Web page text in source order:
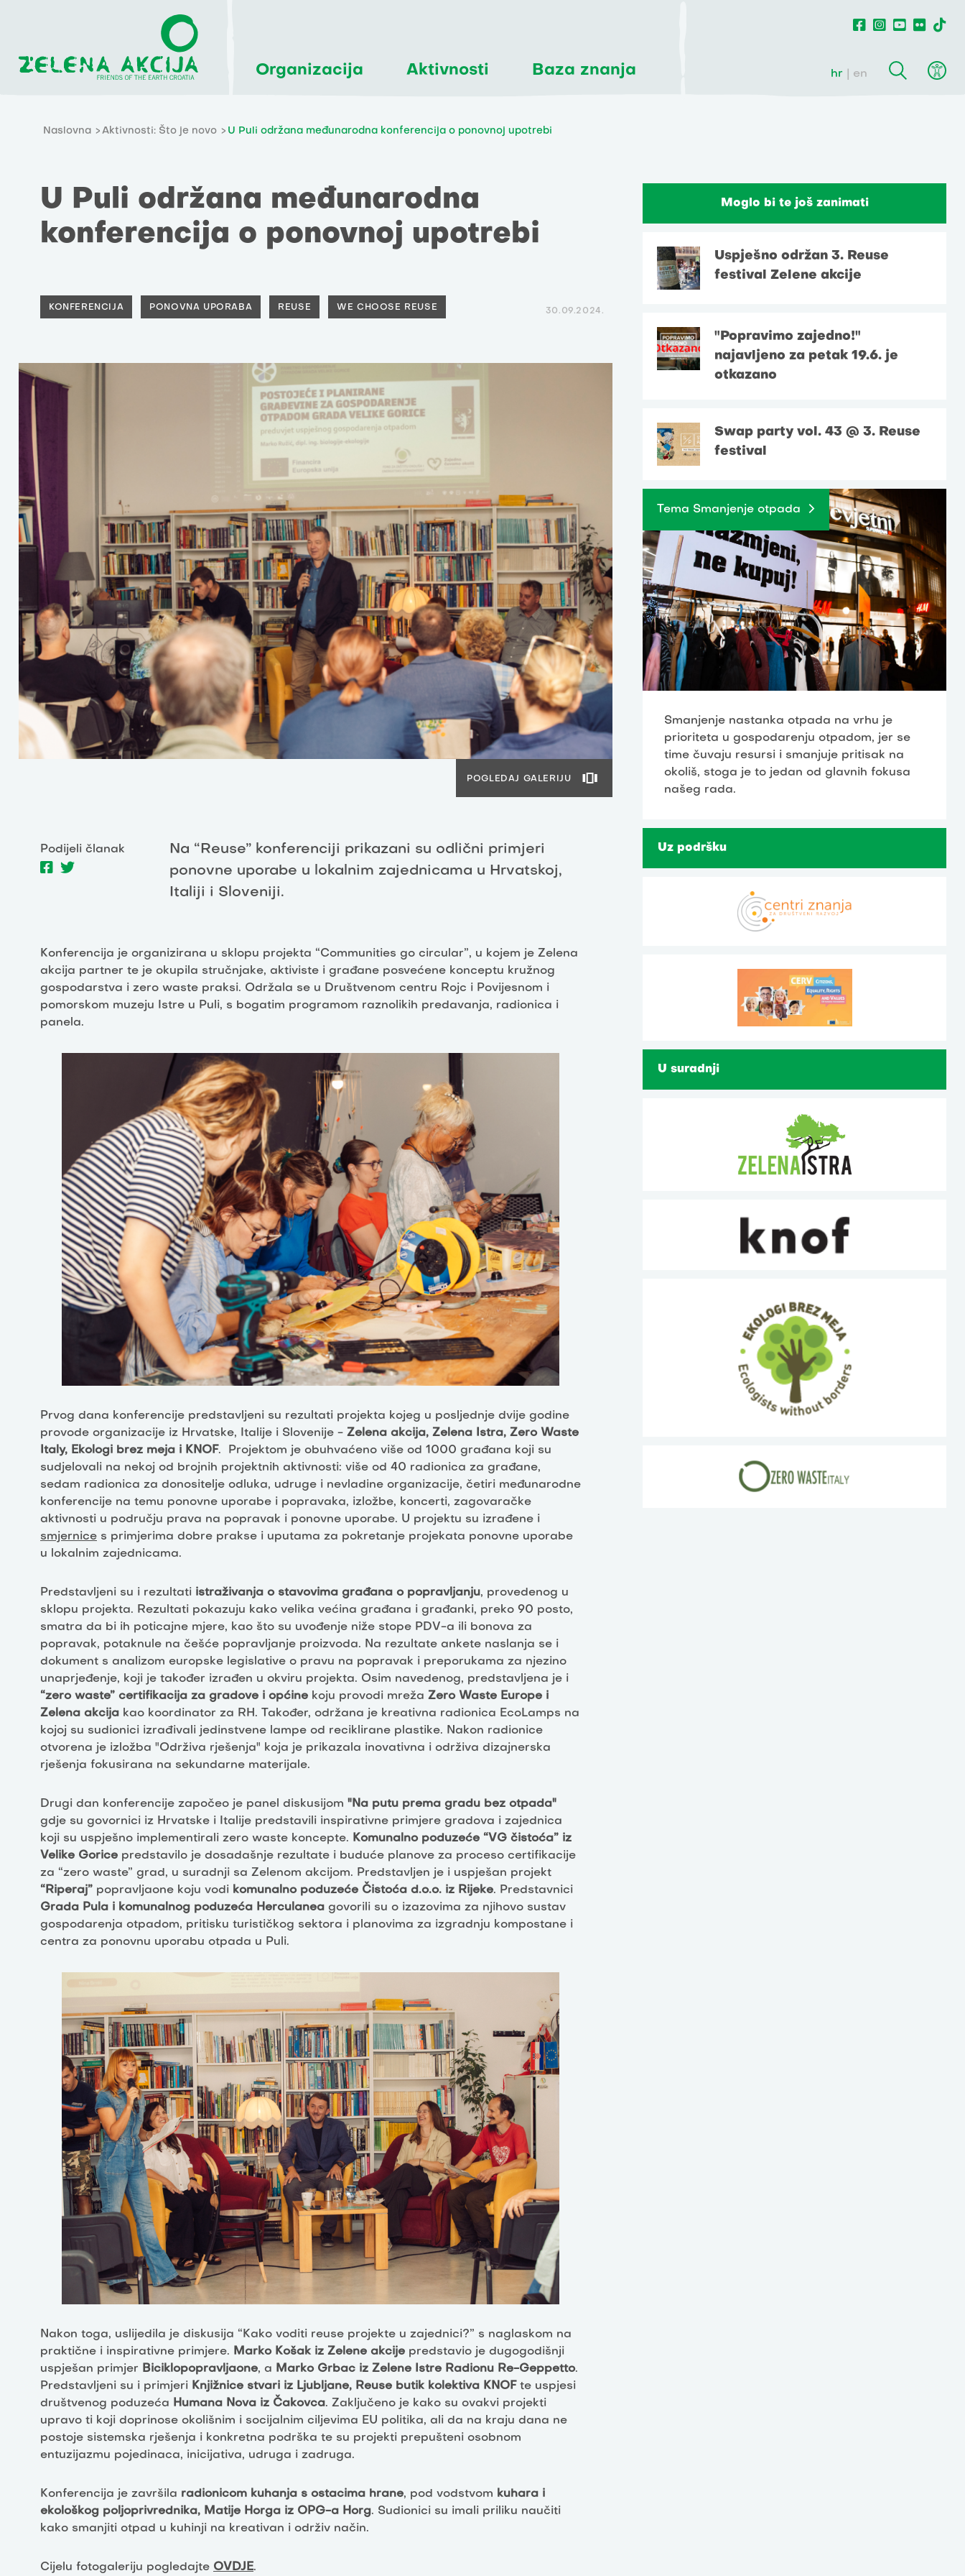
Organizacija Aktivnosti Baza znanja hr en
Naslovna Aktivnosti: Što je novo U Puli održana međunarodna konferencija o ponovnoj upotrebi
U Puli održana međunarodna
konferencija o ponovnoj upotrebi
KONFERENCIJA PONOVNA UPORABA REUSE WE CHOOSE REUSE 30.09.2024.
POGLEDAJ GALERIJU
Podijeli članak
Na “Reuse” konferenciji prikazani su odlični primjeri
ponovne uporabe u lokalnim zajednicama u Hrvatskoj,
Italiji i Sloveniji.
Konferencija je organizirana u sklopu projekta “Communities go circular”, u kojem je Zelena
akcija partner te je okupila stručnjake, aktiviste i građane posvećene konceptu kružnog
gospodarstva i zero waste praksi. Održala se u Društvenom centru Rojc i Povijesnom i
pomorskom muzeju Istre u Puli, s bogatim programom raznolikih predavanja, radionica i
panela.
Prvog dana konferencije predstavljeni su rezultati projekta kojeg u posljednje dvije godine
provode organizacije iz Hrvatske, Italije i Slovenije - Zelena akcija, Zelena Istra, Zero Waste
Italy, Ekologi brez meja i KNOF. Projektom je obuhvaćeno više od 1000 građana koji su
sudjelovali na nekoj od brojnih projektnih aktivnosti: više od 40 radionica za građane,
sedam radionica za donositelje odluka, udruge i nevladine organizacije, četiri međunarodne
konferencije na temu ponovne uporabe i popravaka, izložbe, koncerti, zagovaračke
aktivnosti u području prava na popravak i ponovne uporabe. U projektu su izrađene i
smjernice s primjerima dobre prakse i uputama za pokretanje projekata ponovne uporabe
u lokalnim zajednicama.
Predstavljeni su i rezultati istraživanja o stavovima građana o popravljanju, provedenog u
sklopu projekta. Rezultati pokazuju kako velika većina građana i građanki, preko 90 posto,
smatra da bi ih poticajne mjere, kao što su uvođenje niže stope PDV-a ili bonova za
popravak, potaknule na češće popravljanje proizvoda. Na rezultate ankete naslanja se i
dokument s analizom europske legislative o pravu na popravak i preporukama za njezino
unaprjeđenje, koji je također izrađen u okviru projekta. Osim navedenog, predstavljena je i
“zero waste” certifikacija za gradove i općine koju provodi mreža Zero Waste Europe i
Zelena akcija kao koordinator za RH. Također, održana je kreativna radionica EcoLamps na
kojoj su sudionici izrađivali jedinstvene lampe od reciklirane plastike. Nakon radionice
otvorena je izložba "Održiva rješenja" koja je prikazala inovativna i održiva dizajnerska
rješenja fokusirana na sekundarne materijale.
Drugi dan konferencije započeo je panel diskusijom "Na putu prema gradu bez otpada"
gdje su govornici iz Hrvatske i Italije predstavili inspirativne primjere gradova i zajednica
koji su uspješno implementirali zero waste koncepte. Komunalno poduzeće “VG čistoća” iz
Velike Gorice predstavilo je dosadašnje rezultate i buduće planove za proceso certifikacije
za “zero waste” grad, u suradnji sa Zelenom akcijom. Predstavljen je i uspješan projekt
“Riperaj” popravljaone koju vodi komunalno poduzeće Čistoća d.o.o. iz Rijeke. Predstavnici
Grada Pula i komunalnog poduzeća Herculanea govorili su o izazovima za njihovo sustav
gospodarenja otpadom, pritisku turističkog sektora i planovima za izgradnju kompostane i
centra za ponovnu uporabu otpada u Puli.
Nakon toga, uslijedila je diskusija “Kako voditi reuse projekte u zajednici?” s naglaskom na
praktične i inspirativne primjere. Marko Košak iz Zelene akcije predstavio je dugogodišnji
uspješan primjer
Biciklopopravljaone, a Marko Grbac iz Zelene Istre Radionu Re-Geppetto.
Predstavljeni su i primjeri Knjižnice stvari iz Ljubljane, Reuse butik kolektiva KNOF te uspjesi
društvenog poduzeća Humana Nova iz Čakovca. Zaključeno je kako su ovakvi projekti
upravo ti koji doprinose okolišnim i socijalnim ciljevima EU politika, ali da na kraju dana ne
postoje sistemska rješenja i konkretna podrška te su projekti prepušteni osobnom
entuzijazmu pojedinaca, inicijativa, udruga i zadruga.
Konferencija je završila radionicom kuhanja s ostacima hrane, pod vodstvom kuhara i
ekološkog poljoprivrednika, Matije Horga iz OPG-a Horg. Sudionici su imali priliku naučiti
kako smanjiti otpad u kuhinji na kreativan i održiv način.
Cijelu fotogaleriju pogledajte OVDJE.
Moglo bi te još zanimati
Uspješno održan 3. Reuse
festival Zelene akcije
"Popravimo zajedno!"
najavljeno za petak 19.6. je
otkazano
Swap party vol. 43 @ 3. Reuse
festival
Tema Smanjenje otpada
Smanjenje nastanka otpada na vrhu je
prioriteta u gospodarenju otpadom, jer se
time čuvaju resursi i smanjuje pritisak na
okoliš, stoga je to jedan od glavnih fokusa
našeg rada.
Uz podršku
U suradnji